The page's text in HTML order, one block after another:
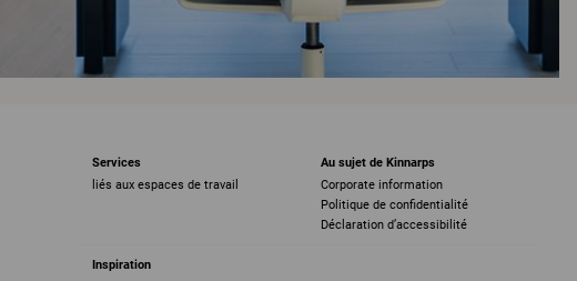
Services
liés aux espaces de travail
Au sujet de Kinnarps
Corporate information
Politique de confidentialité
Déclaration d’accessibilité
Inspiration